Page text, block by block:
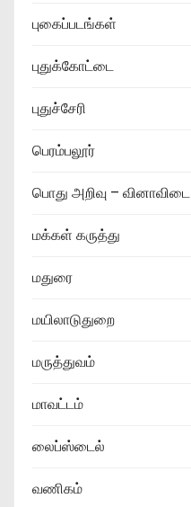
புகைப்படங்கள்
புதுக்கோட்டை
புதுச்சேரி
பெரம்பலூர்
பொது அறிவு – வினாவிடை
மக்கள் கருத்து
மதுரை
மயிலாடுதுறை
மருத்துவம்
மாவட்டம்
லைப்ஸ்டைல்
வணிகம்